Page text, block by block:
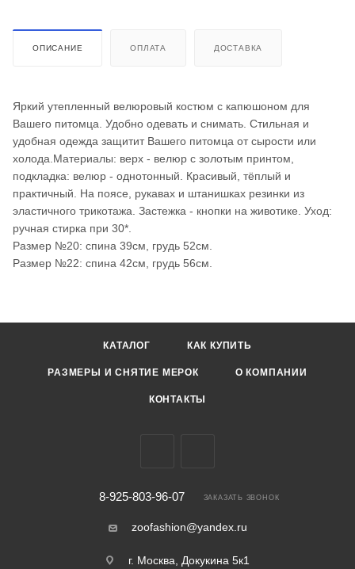
ОПИСАНИЕ ОПЛАТА ДОСТАВКА
Яркий утепленный велюровый костюм с капюшоном для
Вашего питомца. Удобно одевать и снимать. Стильная и
удобная одежда защитит Вашего питомца от сырости или
холода.Материалы: верх - велюр с золотым принтом,
подкладка: велюр - однотонный. Красивый, тёплый и
практичный. На поясе, рукавах и штанишках резинки из
эластичного трикотажа. Застежка - кнопки на животике. Уход:
ручная стирка при 30*.
Размер №20: спина 39см, грудь 52см.
Размер №22: спина 42см, грудь 56см.
КАТАЛОГ КАК КУПИТЬ
РАЗМЕРЫ И СНЯТИЕ МЕРОК О КОМПАНИИ
КОНТАКТЫ
8-925-803-96-07 ЗАКАЗАТЬ ЗВОНОК
zoofashion@yandex.ru
г. Москва, Докукина 5к1